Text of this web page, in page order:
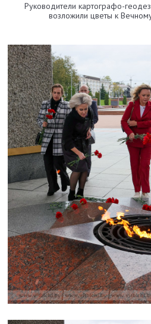
Руководители картографо-
возложили цветы к